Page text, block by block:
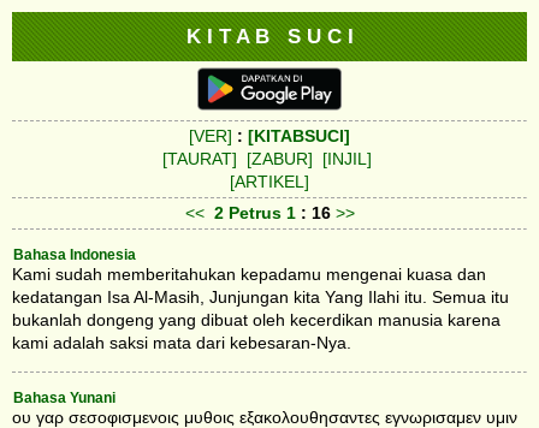
K I T A B S U C I
[VER] : [KITABSUCI]
[TAURAT]
[ZABUR]
[INJIL]
[ARTIKEL]
<< 2 Petrus 1 : 16 >>
Bahasa Indonesia
Kami sudah memberitahukan kepadamu mengenai kuasa dan
kedatangan Isa Al-Masih, Junjungan kita Yang Ilahi itu. Semua itu
bukanlah dongeng yang dibuat oleh kecerdikan manusia karena
kami adalah saksi mata dari kebesaran-Nya.
Bahasa Yunani
ου γαρ σεσοφισμενοις μυθοις εξακολουθησαντες εγνωρισαμεν υμιν